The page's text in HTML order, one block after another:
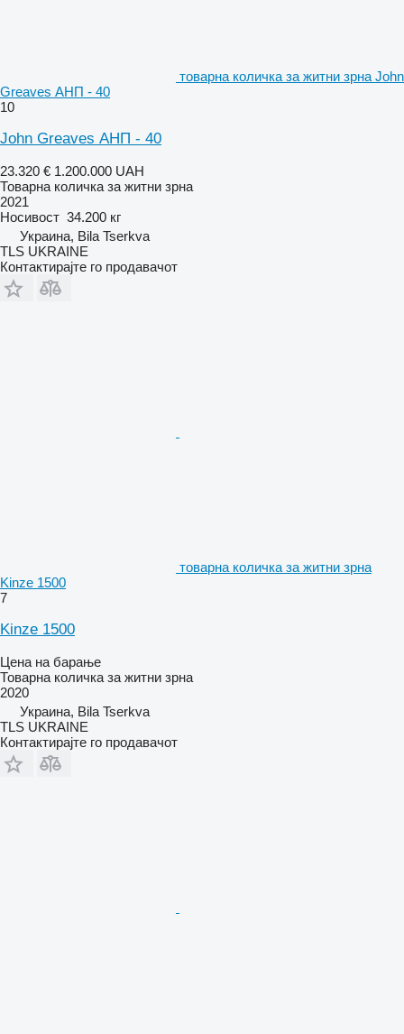
товарна количка за житни зрна John
Greaves АНП - 40
10
John Greaves АНП - 40
23.320 € 1.200.000 UAH
Товарна количка за житни зрна
2021
Носивост 34.200 кг
Украина, Bila Tserkva
TLS UKRAINE
Контактирајте го продавачот
товарна количка за житни зрна
Kinze 1500
7
Kinze 1500
Цена на барање
Товарна количка за житни зрна
2020
Украина, Bila Tserkva
TLS UKRAINE
Контактирајте го продавачот